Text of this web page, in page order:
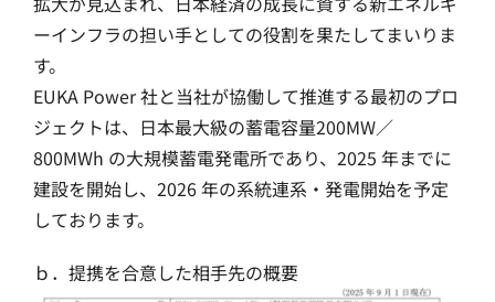
ーインフラの担い手としての役割を果たしてまいりま
す。
EUKA Power 社と当社が協働して推進する最初のプロ
ジェクトは、日本最大級の蓄電容量200MW／
800MWh の大規模蓄電発電所であり、2025 年までに
建設を開始し、2026 年の系統連系・発電開始を予定
しております。
ｂ．提携を合意した相手先の概要